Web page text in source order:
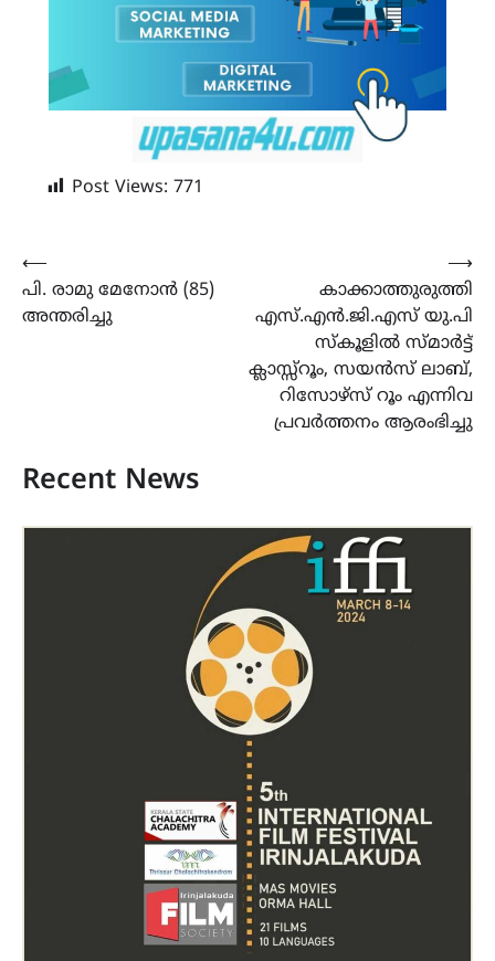
Post Views: 771
Post
navigation
⟵
പി. രാമു മേനോൻ (85)
അന്തരിച്ചു
കാക്കാത്തുരുത്തി
എസ്.എൻ.ജി.എസ് യു.പി
സ്കൂളിൽ സ്മാർട്ട്
ക്ലാസ്സ്‌റൂം, സയൻസ് ലാബ്,
റിസോഴ്സ് റൂം എന്നിവ
പ്രവർത്തനം ആരംഭിച്ചു
⟶
Recent News